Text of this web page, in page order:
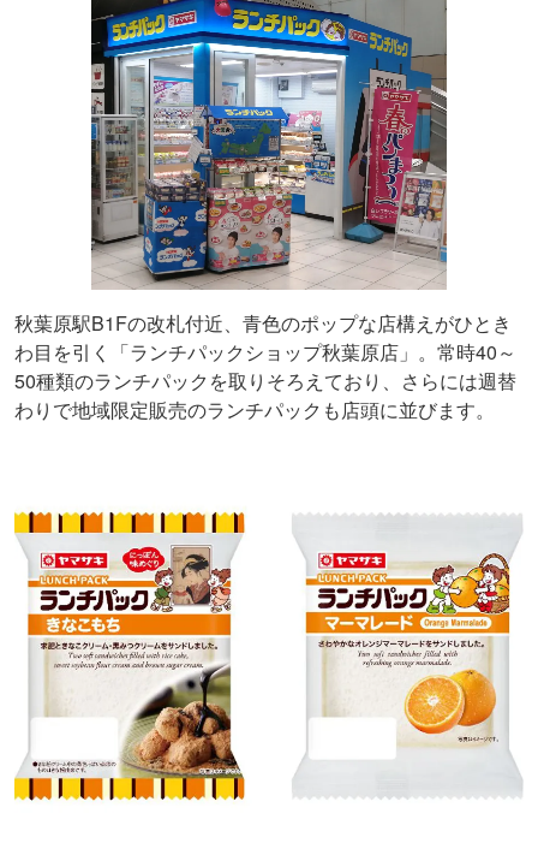
秋葉原駅B1Fの改札付近、青色のポップな店構えがひとき
わ目を引く「ランチパックショップ秋葉原店」。常時40～
50種類のランチパックを取りそろえており、さらには週替
わりで地域限定販売のランチパックも店頭に並びます。